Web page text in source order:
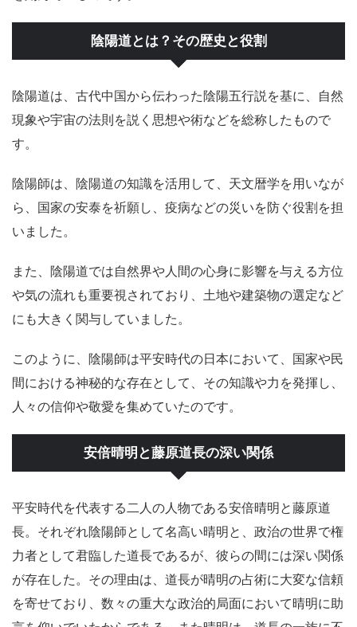
陰陽道とは？その歴史と役割
陰陽道は、古代中国から伝わった陰陽五行説を基に、自然
現象や宇宙の法則を説く思想や術などを総称したもので
す。
陰陽師は、陰陽道の知識を活用して、天文暦学を用いなが
ら、国家の安泰を祈願し、疫病などの災いを防ぐ役割を担
いました。
また、陰陽道では自然界や人間の心身に影響を与える方位
や気の流れも重要視されており、土地や建築物の選定など
にも大きく関与していました。
このように、陰陽師は平安時代の日本において、国家や民
間における神秘的な存在として、その知識や力を発揮し、
人々の信仰や敬愛を集めていたのです。
安倍晴明と藤原道長の深い関係
平安時代を代表する二人の人物である安倍晴明と藤原道
長。それぞれ陰陽師として名高い晴明と、政治の世界で権
力者として君臨した道長であるが、彼らの間には深い関係
が存在した。その理由は、道長が晴明の占術に大変な信頼
を寄せており、数々の重大な政治的局面において晴明に助